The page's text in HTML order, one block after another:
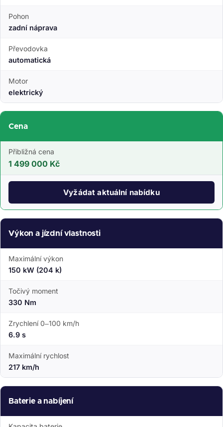
Pohon
zadní náprava
Převodovka
automatická
Motor
elektrický
Cena
Přibližná cena
1 499 000 Kč
Vyžádat aktuální nabídku
Výkon a jízdní vlastnosti
Maximální výkon
150 kW (204 k)
Točivý moment
330 Nm
Zrychlení 0–100 km/h
6.9 s
Maximální rychlost
217 km/h
Baterie a nabíjení